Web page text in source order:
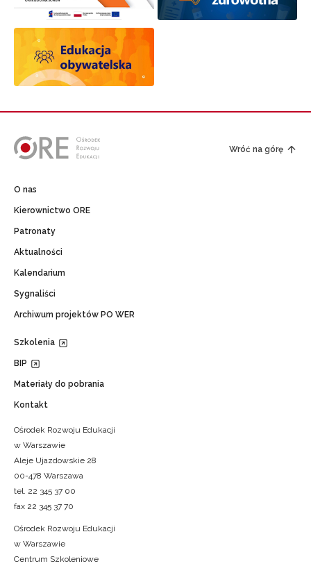
Wróć na górę
O nas
Kierownictwo ORE
Patronaty
Aktualności
Kalendarium
Sygnaliści
Archiwum projektów PO WER
Szkolenia
BIP
Materiały do pobrania
Kontakt
Ośrodek Rozwoju Edukacji
w Warszawie
Aleje Ujazdowskie 28
00-478 Warszawa
tel. 22 345 37 00
fax 22 345 37 70
Ośrodek Rozwoju Edukacji
w Warszawie
Centrum Szkoleniowe